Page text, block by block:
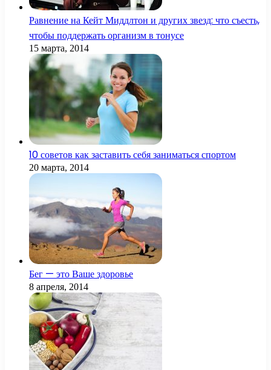
Равнение на Кейт Миддлтон и других звезд: что съесть,
чтобы поддержать организм в тонусе
15 марта, 2014
10 советов как заставить себя заниматься спортом
20 марта, 2014
Бег — это Ваше здоровье
8 апреля, 2014